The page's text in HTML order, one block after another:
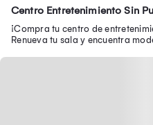
Centro Entretenimiento Sin
¡Compra tu centro de
Renueva tu sala y encuentra